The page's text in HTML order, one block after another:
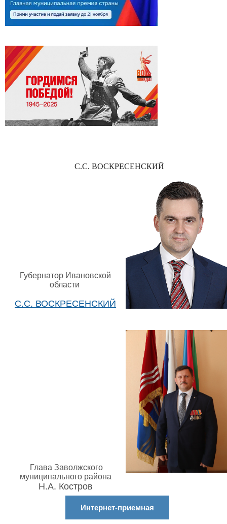
С.С. ВОСКРЕСЕНСКИЙ
Губернатор Ивановской
области
С.С. ВОСКРЕСЕНСКИЙ
Глава Заволжского
муниципального района
Н.А. Костров
Интернет-приемная